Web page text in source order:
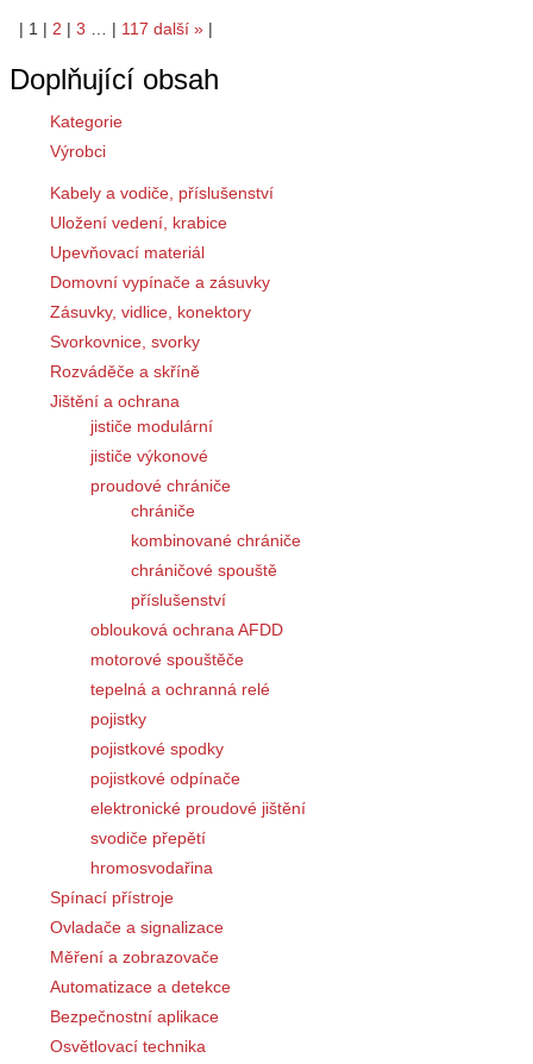
| 1 | 2 | 3 | 117 další » |
Doplňující obsah
Kategorie
Výrobci
Kabely a vodiče, příslušenství
Uložení vedení, krabice
Upevňovací materiál
Domovní vypínače a zásuvky
Zásuvky, vidlice, konektory
Svorkovnice, svorky
Rozváděče a skříně
Jištění a ochrana
jističe modulární
jističe výkonové
proudové chrániče
chrániče
kombinované chrániče
chráničové spouště
příslušenství
oblouková ochrana AFDD
motorové spouštěče
tepelná a ochranná relé
pojistky
pojistkové spodky
pojistkové odpínače
elektronické proudové jištění
svodiče přepětí
hromosvodařina
Spínací přístroje
Ovladače a signalizace
Měření a zobrazovače
Automatizace a detekce
Bezpečnostní aplikace
Osvětlovací technika